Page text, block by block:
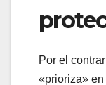
Por el
«prioriza»